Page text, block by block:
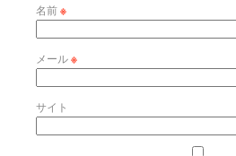
名前※
メール※
サイト